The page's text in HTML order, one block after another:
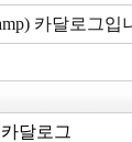
카달로그입
달로그